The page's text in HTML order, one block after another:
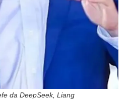
da DeepSeek, Liang